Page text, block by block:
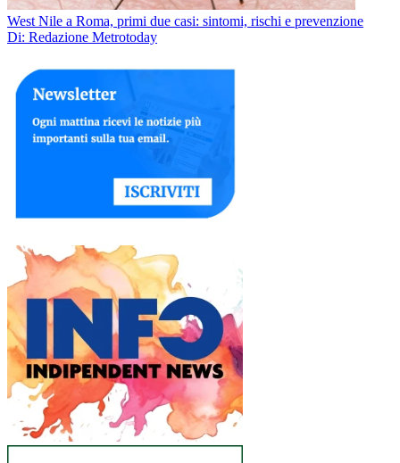
West Nile a Roma, primi due casi: sintomi, rischi e prevenzione
Di: Redazione Metrotoday